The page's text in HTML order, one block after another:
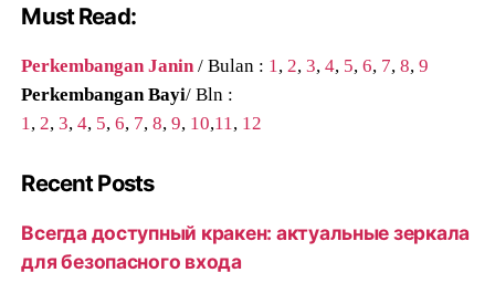
Must Read:
Perkembangan Janin/ Bulan : 1,2,3,4, 5,6, 7,8,9
Perkembangan Bayi/ Bln :
1,2,3,4, 5,6, 7,8,9, 10,11, 12
Recent Posts
Всегда доступный кракен: актуальные зеркала
для безопасного входа